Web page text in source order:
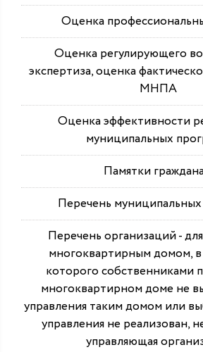
Оценка
Оценка регулирующего
экспертиза, оценка
МНПА
Оценка эффективности
муниципальных
Памятки
Перечень
Перечень организаций -
многоквартирным домом,
которого собственниками
многоквартирном доме не
управления таким домом или
управления не реализован,
управляющая